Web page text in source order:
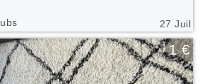
27 Juil
1 €